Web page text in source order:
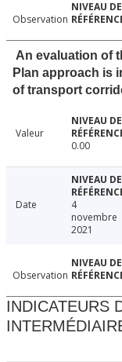
Observation
An evaluation of
Plan approach is
of transport
Valeur
0.00
Date
4
novembre
2021
Observation
INDICATEURS